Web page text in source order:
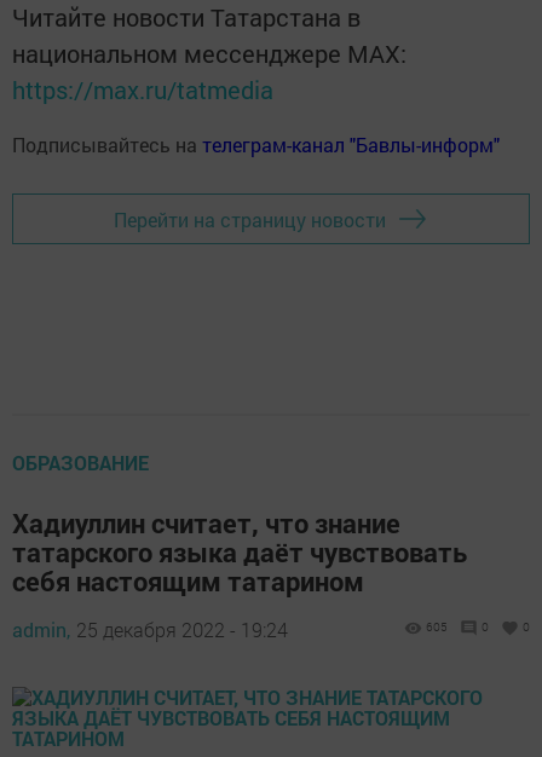
Читайте новости Татарстана в
национальном мессенджере MАХ:
https://max.ru/tatmedia
Подписывайтесь на телеграм-канал "Бавлы-информ"
Перейти на страницу новости
ОБРАЗОВАНИЕ
Хадиуллин считает, что знание
татарского языка даёт чувствовать
себя настоящим татарином
admin, 25 декабря 2022 - 19:24 605 0 0